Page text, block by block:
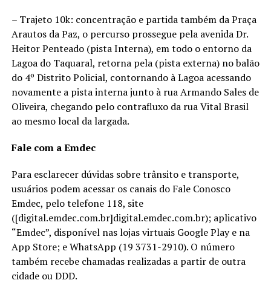
– Trajeto 10k: concentração e partida também da Praça
Arautos da Paz, o percurso prossegue pela avenida Dr.
Heitor Penteado (pista Interna), em todo o entorno da
Lagoa do Taquaral, retorna pela (pista externa) no balão
do 4º Distrito Policial, contornando à Lagoa acessando
novamente a pista interna junto à rua Armando Sales de
Oliveira, chegando pelo contrafluxo da rua Vital Brasil
ao mesmo local da largada.
Fale com a Emdec
Para esclarecer dúvidas sobre trânsito e transporte,
usuários podem acessar os canais do Fale Conosco
Emdec, pelo telefone 118, site
([digital.emdec.com.br]digital.emdec.com.br); aplicativo
“Emdec”, disponível nas lojas virtuais Google Play e na
App Store; e WhatsApp (19 3731-2910). O número
também recebe chamadas realizadas a partir de outra
cidade ou DDD.